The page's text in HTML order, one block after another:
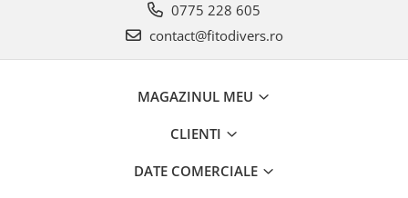
0775 228 605
contact@fitodivers.ro
MAGAZINUL MEU
CLIENTI
DATE COMERCIALE